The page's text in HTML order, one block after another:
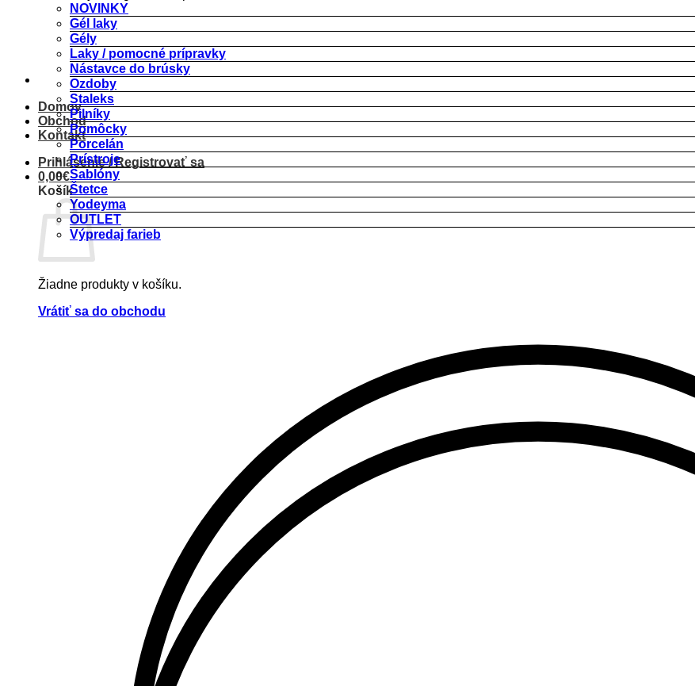
Domov
Obchod
Kontakt
Prihlásenie / Registrovať sa
0,00€
Košík
Žiadne produkty v košíku.
Vrátiť sa do obchodu
NOVINKY
Gél laky
Gély
Laky / pomocné prípravky
Nástavce do brúsky
Ozdoby
Staleks
Pilníky
Pomôcky
Porcelán
Prístroje
Šablóny
Štetce
Yodeyma
OUTLET
Výpredaj farieb